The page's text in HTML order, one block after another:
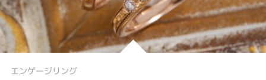
エンゲージリング